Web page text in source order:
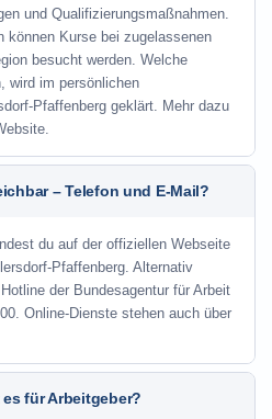
und Qualifizierungsmaßnahmen.
können Kurse bei zugelassenen
besucht werden. Welche
wird im persönlichen
Pfaffenberg geklärt. Mehr dazu
– Telefon und E-Mail?
du auf der offiziellen Webseite
Pfaffenberg. Alternativ
der Bundesagentur für Arbeit
Online-Dienste stehen auch über
für Arbeitgeber?